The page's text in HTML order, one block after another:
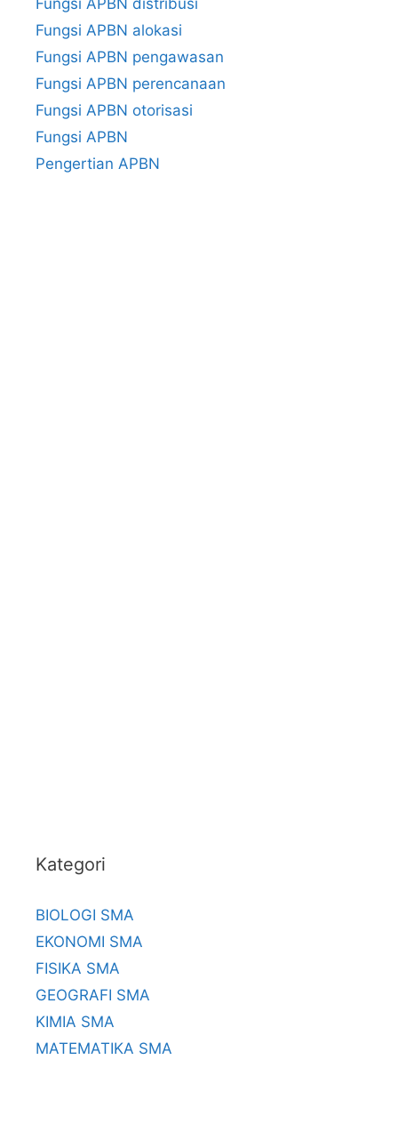
Fungsi APBN alokasi
Fungsi APBN pengawasan
Fungsi APBN perencanaan
Fungsi APBN otorisasi
Fungsi APBN
Pengertian APBN
Kategori
BIOLOGI SMA
EKONOMI SMA
FISIKA SMA
GEOGRAFI SMA
KIMIA SMA
MATEMATIKA SMA